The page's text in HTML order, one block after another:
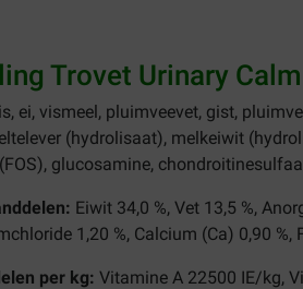
Trovet Urinary
ei, vismeel, pluimveevet, gist,
(hydrolisaat), melkeiwit
glucosamine,
Eiwit 34,0 %, Vet 13,5 %,
1,20 %, Calcium (Ca) 0,90
per kg: Vitamine A 22500 IE/kg,